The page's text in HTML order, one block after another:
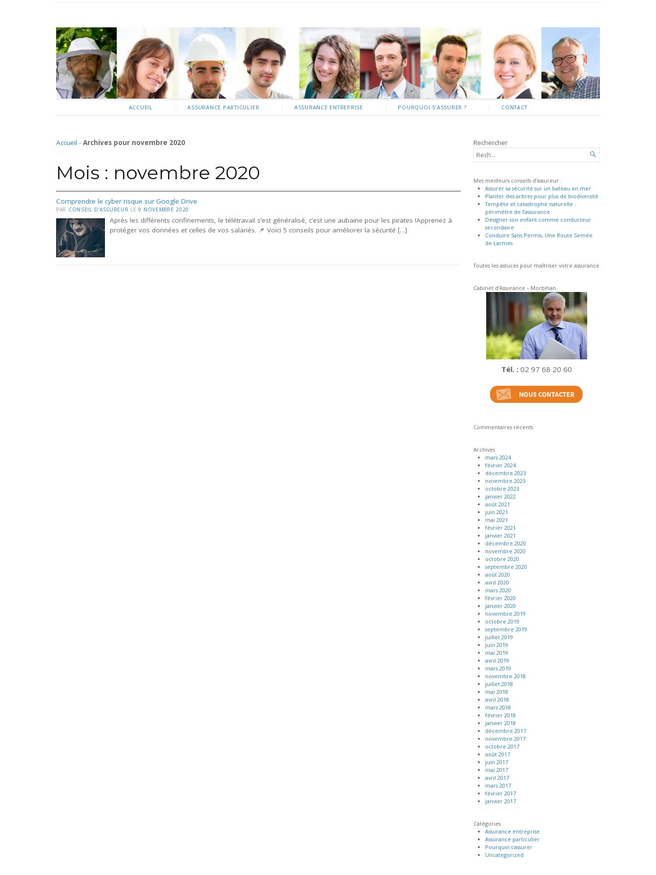
ACCUEIL ASSURANCE PARTICULIER ASSURANCE ENTREPRISE POURQUOI S’ASSURER ? CONTACT
Accueil - Archives pour novembre 2020
Mois : novembre 2020
Comprendre le cyber risque sur Google Drive
PAR CONSEIL D'ASSUREUR LE 9 NOVEMBRE 2020
Après les différents confinements, le télétravail s’est généralisé, c’est une aubaine pour les pirates !Apprenez à
protéger vos données et celles de vos salariés. 📌 Voici 5 conseils pour améliorer la sécurité […]
Rechercher
RECHERCHER...

Mes meilleurs conseils d’assureur :
Assurer sa sécurité sur un bateau en mer
Planter des arbres pour plus de biodiversité
Tempête et catastrophe naturelle :
périmètre de l’assurance
Désigner son enfant comme conducteur
secondaire
Conduire Sans Permis, Une Route Semée
de Larmes
Toutes les astuces pour maîtriser votre assurance
Cabinet d’Assurance – Morbihan
Tél. : 02 97 68 20 60
Commentaires récents
Archives
mars 2024
février 2024
décembre 2023
novembre 2023
octobre 2023
janvier 2022
août 2021
juin 2021
mai 2021
février 2021
janvier 2021
décembre 2020
novembre 2020
octobre 2020
septembre 2020
août 2020
avril 2020
mars 2020
février 2020
janvier 2020
novembre 2019
octobre 2019
septembre 2019
juillet 2019
juin 2019
mai 2019
avril 2019
mars 2019
novembre 2018
juillet 2018
mai 2018
avril 2018
mars 2018
février 2018
janvier 2018
décembre 2017
novembre 2017
octobre 2017
août 2017
juin 2017
mai 2017
avril 2017
mars 2017
février 2017
janvier 2017
Catégories
Assurance entreprise
Assurance particulier
Pourquoi s'assurer
Uncategorized